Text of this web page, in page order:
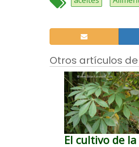
Otros artículos
El cultivo de la